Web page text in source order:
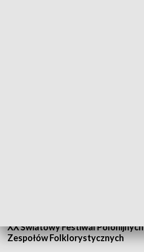
XX Światowy Festiwal Polonijnych
Zespołów Folklorystycznych